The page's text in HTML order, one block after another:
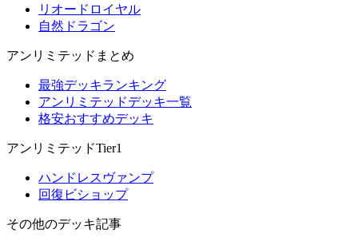
リオードロイヤル
自然ドラゴン
アンリミテッドまとめ
最強デッキランキング
アンリミテッドデッキ一覧
格安おすすめデッキ
アンリミテッドTier1
ハンドレスヴァンプ
回復ビショップ
その他のデッキ記事